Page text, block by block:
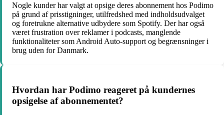
Nogle kunder har valgt at opsige deres abonnement hos Podimo
på grund af prisstigninger, utilfredshed med indholdsudvalget
og foretrukne alternative udbydere som Spotify. Der har også
været frustration over reklamer i podcasts, manglende
funktionaliteter som Android Auto-support og begrænsninger i
brug uden for Danmark.
Hvordan har Podimo reageret på kundernes
opsigelse af abonnementet?